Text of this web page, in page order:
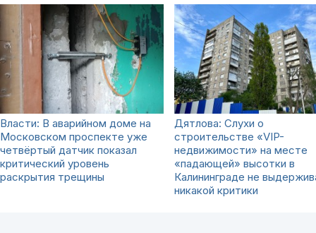
Власти: В аварийном доме на
Московском проспекте уже
четвёртый датчик показал
критический уровень
раскрытия трещины
Дятлова: Слухи о
строительстве «VIP-
недвижимости» на месте
«падающей» высотки в
Калининграде не
никакой критики